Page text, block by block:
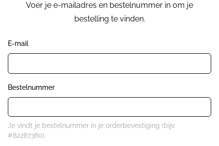
Voer je e-mailadres en bestelnummer in om je
bestelling te vinden.
E-mail
Bestelnummer
Je vindt je bestelnummer in je orderbevestiging (bijv.
#82287380).